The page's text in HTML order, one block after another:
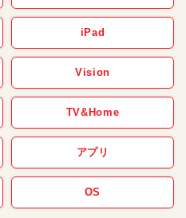
iPad
Vision
TV&Home
アプリ
OS